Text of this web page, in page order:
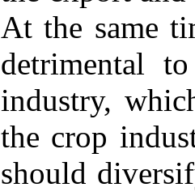
At the same
detrimental
industry,
the crop
should